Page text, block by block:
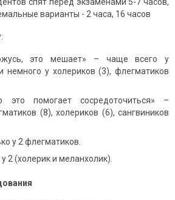
варианты - 2 часа, 16 часов
это мешает» – чаще всего у
немного у холериков (3), флегматиков
это помогает сосредоточиться» –
(8), холериков (6), сангвиников
у 2 флегматиков.
2 (холерик и меланхолик).